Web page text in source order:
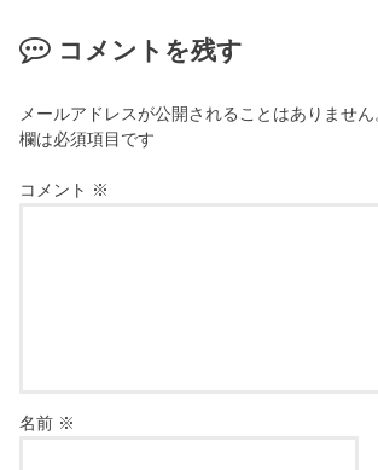
コメントを残す
メールアドレスが公開されることはありません
欄は必須項目です
コメント ※
名前 ※